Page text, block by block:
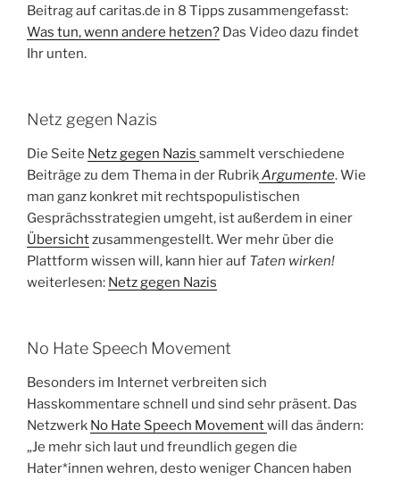
Beitrag auf caritas.de in 8 Tipps zusammengefasst:
Was tun, wenn andere hetzen? Das Video dazu findet
Ihr unten.
Netz gegen Nazis
Die Seite Netz gegen Nazis sammelt verschiedene
Beiträge zu dem Thema in der RubrikArgumente. Wie
man ganz konkret mit rechtspopulistischen
Gesprächsstrategien umgeht, ist außerdem in einer
Übersichtzusammengestellt. Wer mehr über die
Plattform wissen will, kann hier auf Taten wirken!
weiterlesen: Netz gegen Nazis
No Hate Speech Movement
Besonders im Internet verbreiten sich
Hasskommentare schnell und sind sehr präsent. Das
Netzwerk No Hate Speech Movementwill das ändern:
„Je mehr sich laut und freundlich gegen die
Hater*innen wehren, desto weniger Chancen haben